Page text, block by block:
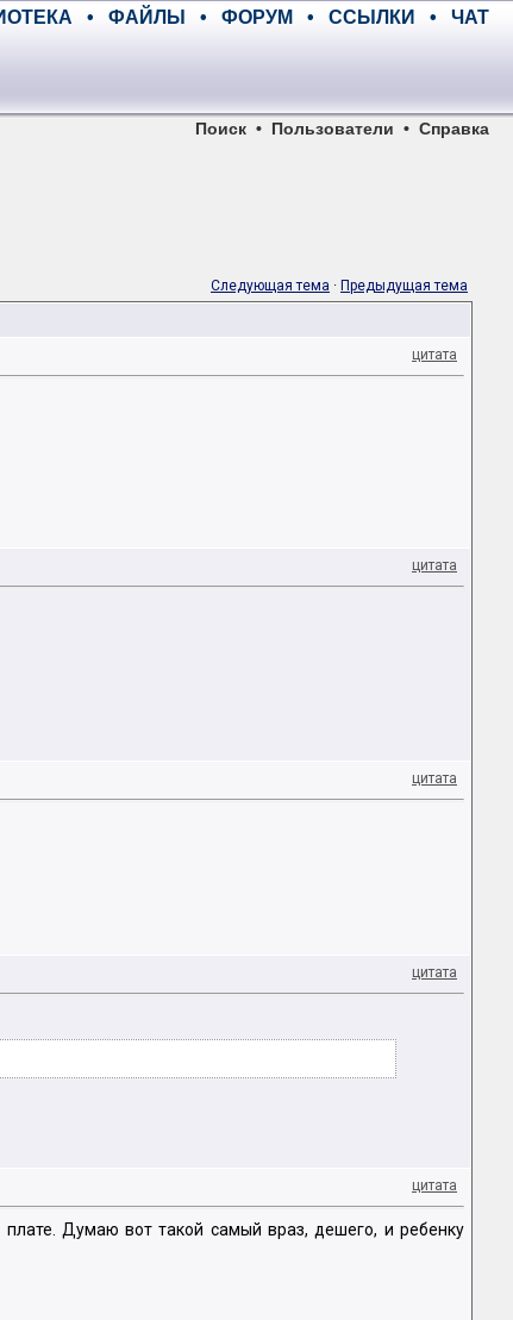
• ФАЙЛЫ • ФОРУМ • ССЫЛКИ • ЧАТ
Поиск • Пользователи • Справка
Следующая тема · Предыдущая тема
цитата
цитата
цитата
цитата
цитата
Думаю вот такой самый враз, дешего, и ребенку